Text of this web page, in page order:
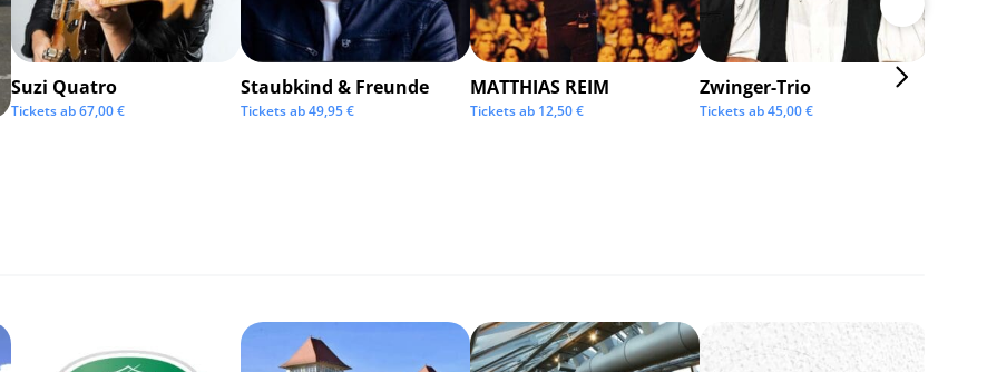
Suzi Quatro
Tickets ab67,00€
Staubkind & Freunde
Tickets ab49,95€
MATTHIAS REIM
Tickets ab 12,50€
Zwinger-Trio
Tickets ab45,00€